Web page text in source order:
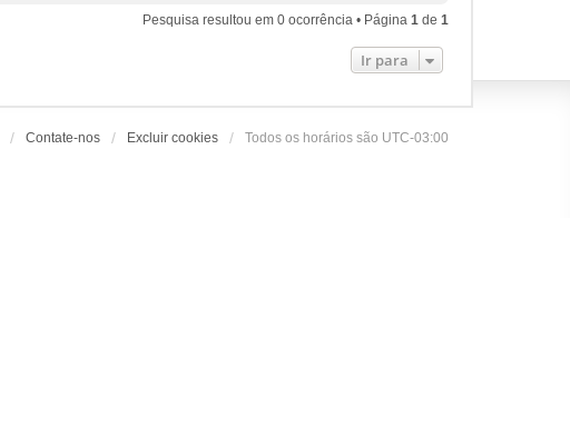
Pesquisa resultou em 0 ocorrência • Página 1 de 1
Ir para
Contate-nos Excluir cookies Todos os horários são UTC-03:00